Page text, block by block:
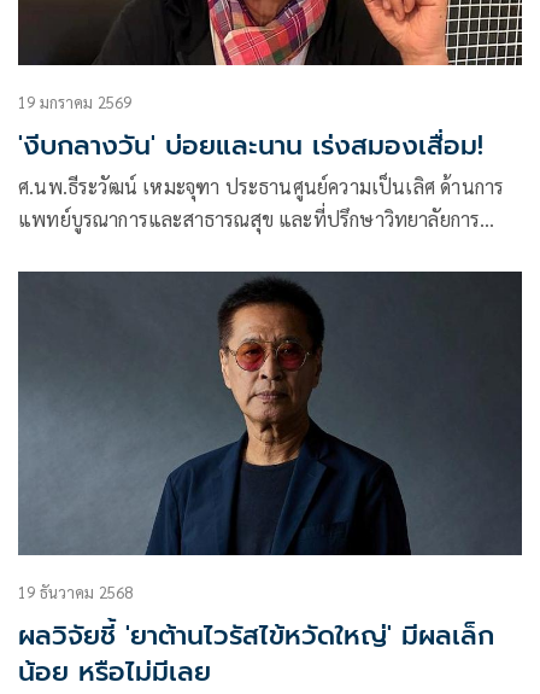
19 มกราคม 2569
'งีบกลางวัน' บ่อยและนาน เร่งสมองเสื่อม!
ศ.นพ.ธีระวัฒน์ เหมะจุฑา ประธานศูนย์ความเป็นเลิศ ด้านการ
แพทย์บูรณาการและสาธารณสุข และที่ปรึกษาวิทยาลัยการ
19 ธันวาคม 2568
ผลวิจัยชี้ 'ยาต้านไวรัสไข้หวัดใหญ่' มีผลเล็ก
น้อย หรือไม่มีเลย